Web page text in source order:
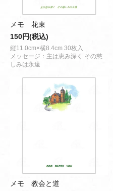
メモ 花束
150円(税込)
縦11.0cm×横8.4cm 30枚入
メッセージ：主は恵み深く その慈
しみは永遠
メモ 教会と道